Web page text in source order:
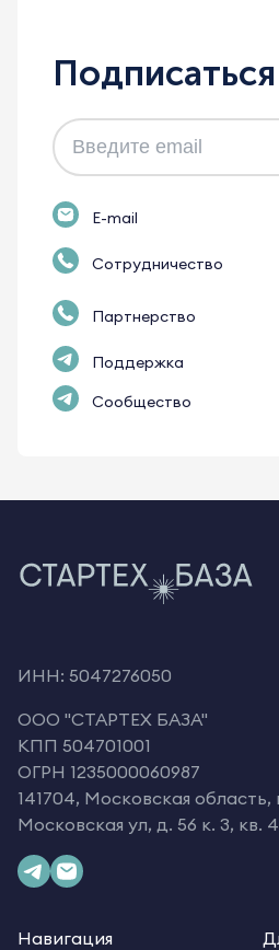
E-mail
Сотрудничество
Партнерство
Поддержка
Сообщество
ИНН: 5047276050
OOO "СТАРТЕХ БАЗА"
КПП 504701001
ОГРН 1235000060987
141704, Московская
Московская ул, д. 56 к. 3, кв.
Навигация